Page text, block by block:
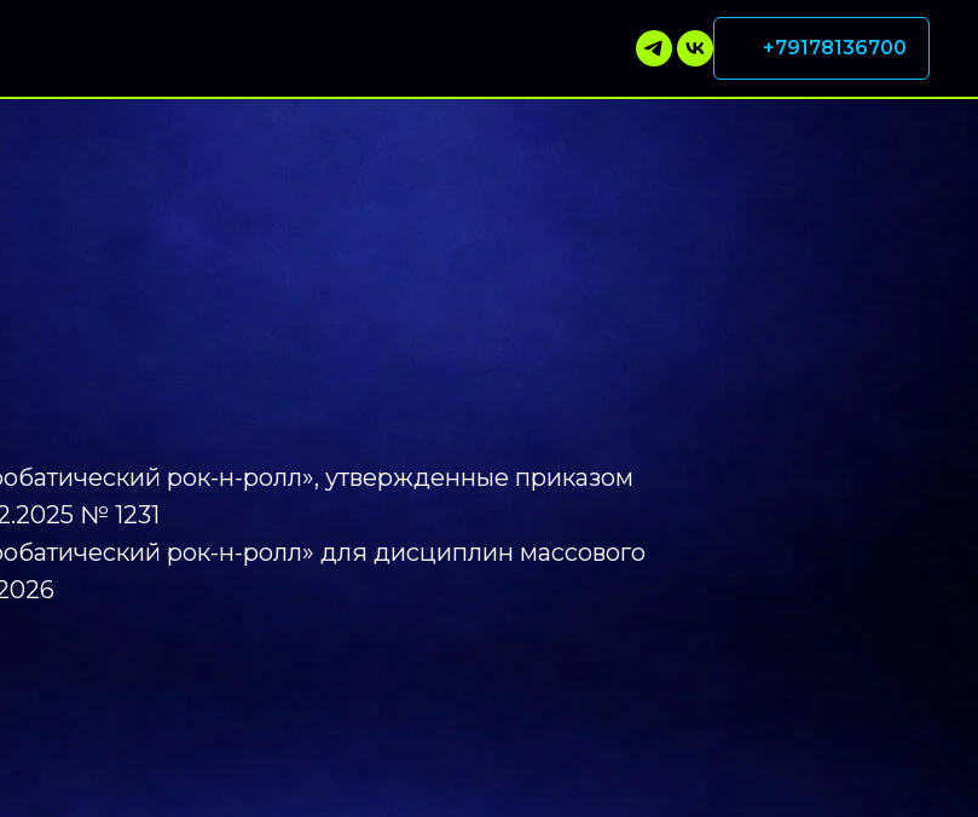
+79178136700
рок-н-ролл», утвержденные приказом
№ 1231
рок-н-ролл» для дисциплин массового